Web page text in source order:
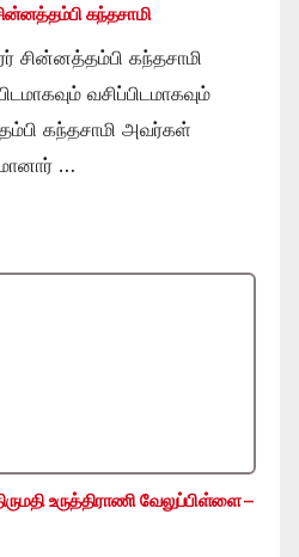
கந்தசாமி
சின்னத்தம்பி கந்தசாமி
வசிப்பிடமாகவும்
கந்தசாமி அவர்கள்
…
உருத்திராணி வேலுப்பிள்ளை –